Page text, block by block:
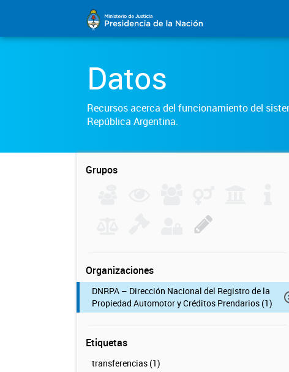
Datos
Recursos acerca del funcionamiento del
República Argentina.
Grupos
Organizaciones
DNRPA – Dirección Nacional del Registro de la
Propiedad Automotor y Créditos Prendarios (1)
Etiquetas
transferencias (1)